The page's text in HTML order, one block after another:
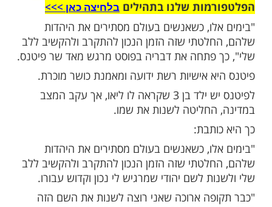
שהחליטה לשנות את שם בנה הקטן משם אמריקאי
עוד תוכן חדש ומפתיע! התחברו לכל
שלנו בתהילים בלחיצה כאן >>>​
כשאנשים בעולם מסתירים את היהדות
שזה הזמן הנכון להתקרב ולהקשיב ללב
את דבריה בפוסט מרגש מאד שר פיטנס.